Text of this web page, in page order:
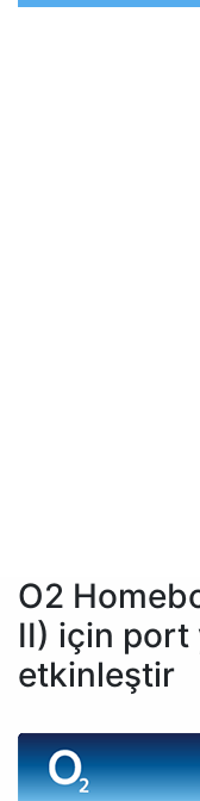
O2
II) için port
etkinleştir